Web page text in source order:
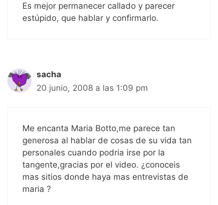
Es mejor permanecer callado y parecer
estúpido, que hablar y confirmarlo.
sacha
20 junio, 2008 a las 1:09 pm
Me encanta Maria Botto,me parece tan
generosa al hablar de cosas de su vida tan
personales cuando podria irse por la
tangente,gracias por el video. ¿conoceis
mas sitios donde haya mas entrevistas de
maria ?